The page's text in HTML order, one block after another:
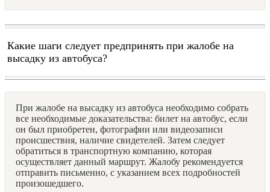
Какие шаги следует предпринять при жалобе на
высадку из автобуса?
При жалобе на высадку из автобуса необходимо собрать
все необходимые доказательства: билет на автобус, если
он был приобретен, фотографии или видеозаписи
происшествия, наличие свидетелей. Затем следует
обратиться в транспортную компанию, которая
осуществляет данный маршрут. Жалобу рекомендуется
отправить письменно, с указанием всех подробностей
произошедшего.